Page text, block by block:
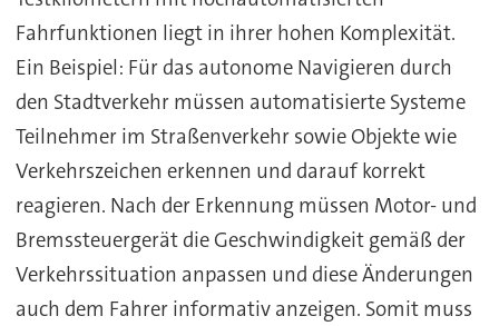
Fahrfunktionen liegt in ihrer hohen Komplexität.
Ein Beispiel: Für das autonome Navigieren durch
den Stadtverkehr müssen automatisierte Systeme
Teilnehmer im Straßenverkehr sowie Objekte wie
Verkehrszeichen erkennen und darauf korrekt
reagieren. Nach der Erkennung müssen Motor- und
Bremssteuergerät die Geschwindigkeit gemäß der
Verkehrssituation anpassen und diese Änderungen
auch dem Fahrer informativ anzeigen. Somit muss